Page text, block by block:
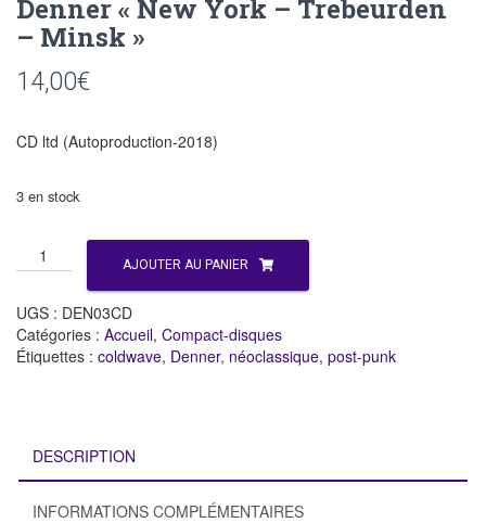
Denner « New York – Trebeurden
– Minsk »
14,00€
CD ltd (Autoproduction-2018)
3 en stock
quantité
de
"New
York
-
AJOUTER AU PANIER
UGS : DEN03CD
Catégories : Accueil, Compact-disques
Étiquettes : coldwave, Denner, néoclassique, post-punk
DESCRIPTION
INFORMATIONS COMPLÉMENTAIRES